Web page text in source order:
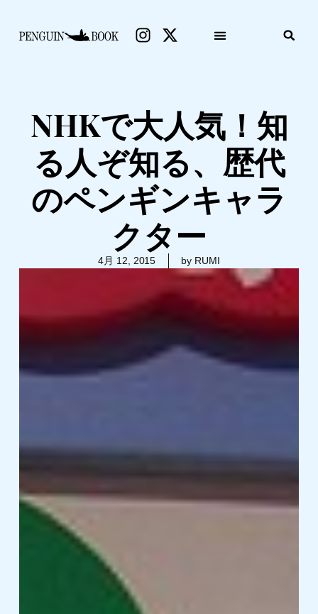
NHKで大人気！知
る人ぞ知る、歴代
のペンギンキャラ
クター
4月 12, 2015 by RUMI